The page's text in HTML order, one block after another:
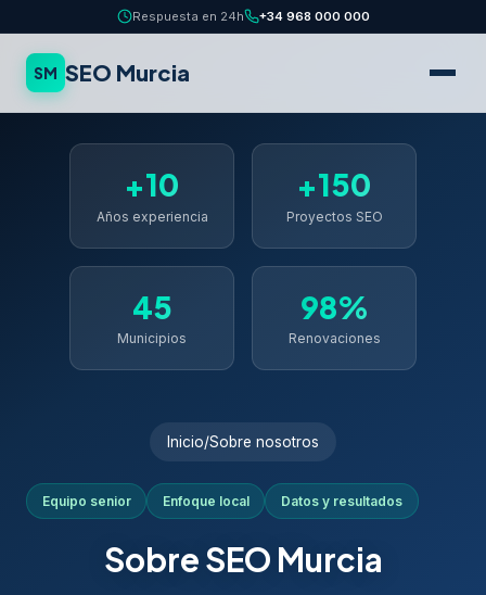
Respuesta en 24h +34 968 000 000
SM SEO Murcia
Inicio/Sobre nosotros
Equipo senior Enfoque local Datos y resultados
Sobre SEO Murcia
+10
Años experiencia
+150
Proyectos SEO
45
Municipios
98%
Renovaciones